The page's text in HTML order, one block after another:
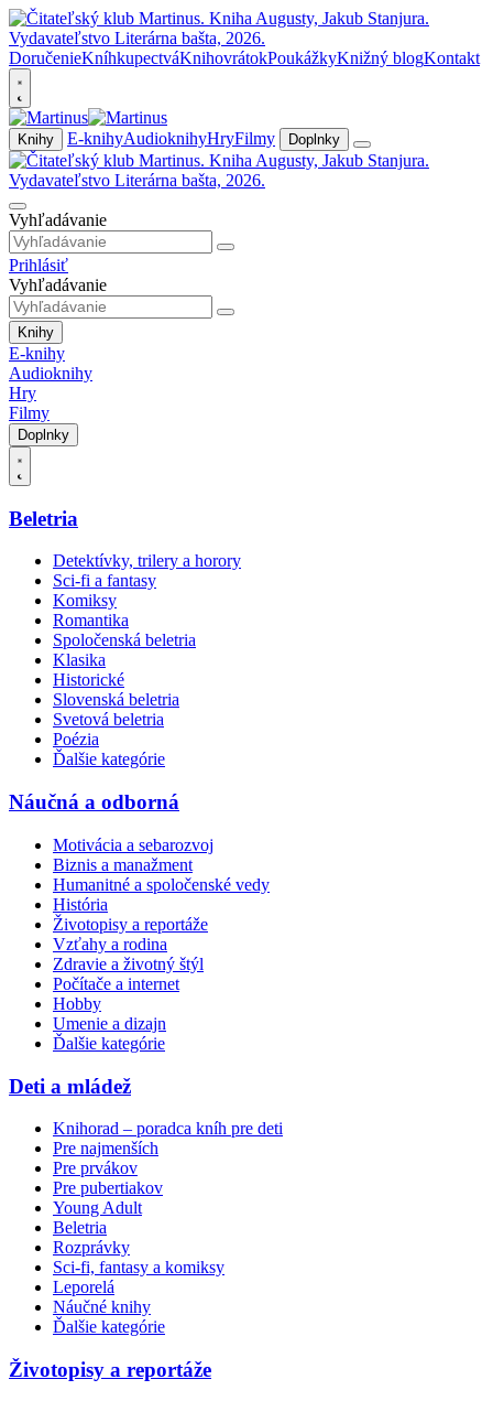
DoručenieKníhkupectváKnihovrátokPoukážkyKnižný blogKontakt
Knihy E-knihyAudioknihyHryFilmy Doplnky
Vyhľadávanie
Prihlásiť
Vyhľadávanie
Knihy
E-knihy
Audioknihy
Hry
Filmy
Doplnky
Beletria
Detektívky, trilery a horory
Sci-fi a fantasy
Komiksy
Romantika
Spoločenská beletria
Klasika
Historické
Slovenská beletria
Svetová beletria
Poézia
Ďalšie kategórie
Náučná a odborná
Motivácia a sebarozvoj
Biznis a manažment
Humanitné a spoločenské vedy
História
Životopisy a reportáže
Vzťahy a rodina
Zdravie a životný štýl
Počítače a internet
Hobby
Umenie a dizajn
Ďalšie kategórie
Deti a mládež
Knihorad – poradca kníh pre deti
Pre najmenších
Pre prvákov
Pre pubertiakov
Young Adult
Beletria
Rozprávky
Sci-fi, fantasy a komiksy
Leporelá
Náučné knihy
Ďalšie kategórie
Životopisy a reportáže